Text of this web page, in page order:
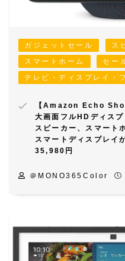
ガジェットセール
ス
スマートホーム
セー
テレビ・ディスプレイ・
【Amazon Echo
大画面フルHDディス
スピーカー、スマート
スマートディスプレ
35,980円
＠MONO365Color